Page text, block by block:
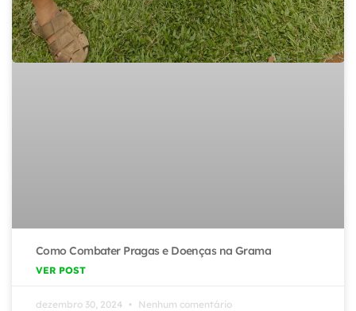
Como Combater Pragas e Doenças na Grama
VER POST
dezembro 30, 2024 Nenhum comentário